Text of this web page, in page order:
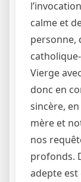
calme et
personne,
Vierge
donc en
sincère,
mère et
nos
profonds.
adepte est